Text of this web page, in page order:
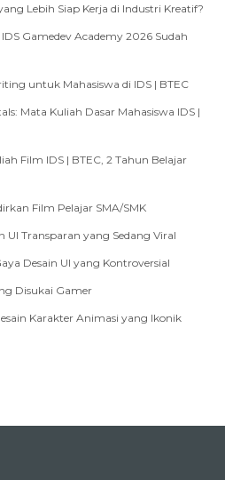
Lebih Siap Kerja di Industri Kreatif?
Gamedev Academy 2026 Sudah
untuk Mahasiswa di IDS | BTEC
Mata Kuliah Dasar Mahasiswa IDS |
Film IDS | BTEC, 2 Tahun Belajar
Film Pelajar SMA/SMK
UI Transparan yang Sedang Viral
Desain UI yang Kontroversial
Disukai Gamer
Karakter Animasi yang Ikonik